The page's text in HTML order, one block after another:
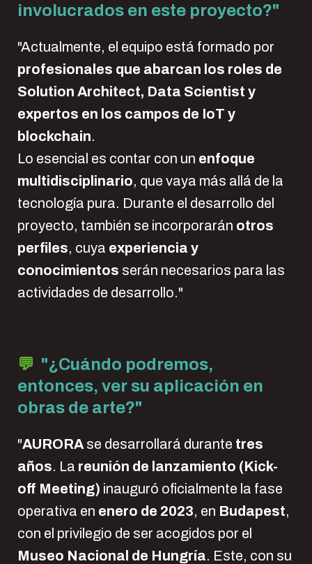
involucrados en este proyecto?"
"Actualmente, el equipo está formado por
profesionales que abarcan los roles de
Solution Architect, Data Scientist y
expertos en los campos de IoT y
blockchain.
Lo esencial es contar con un enfoque
multidisciplinario, que vaya más allá de la
tecnología pura. Durante el desarrollo del
proyecto, también se incorporarán otros
perfiles, cuya experiencia y
conocimientos serán necesarios para las
actividades de desarrollo."
💬 "¿Cuándo podremos,
entonces, ver su aplicación en
obras de arte?"
"AURORA se desarrollará durante tres
años. La reunión de lanzamiento (Kick-
off Meeting) inauguró oficialmente la fase
operativa en enero de 2023, en Budapest,
con el privilegio de ser acogidos por el
Museo Nacional de Hungría. Este, con su